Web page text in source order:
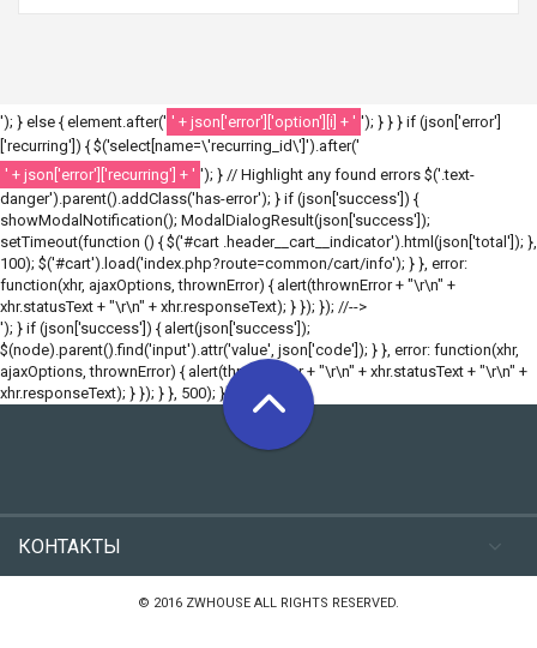
'); } else { element.after(' ' + json['error']['option'][i] + ' '); } } } if (json['error']
['recurring']) { $('select[name=\'recurring_id\']').after('
' + json['error']['recurring'] + ' '); } // Highlight any found errors $('.text-
danger').parent().addClass('has-error'); } if (json['success']) {
showModalNotification(); ModalDialogResult(json['success']);
setTimeout(function () { $('#cart .header__cart__indicator').html(json['total']); },
100); $('#cart').load('index.php?route=common/cart/info'); } }, error:
function(xhr, ajaxOptions, thrownError) { alert(thrownError + "\r\n" +
xhr.statusText + "\r\n" + xhr.responseText); } }); }); //-->
'); } if (json['success']) { alert(json['success']);
$(node).parent().find('input').attr('value', json['code']); } }, error: function(xhr,
ajaxOptions, thrownError) { alert(thrownError + "\r\n" + xhr.statusText + "\r\n" +
xhr.responseText); } }); } }, 500); }); //-->
КОНТАКТЫ
© 2016 ZWHOUSE ALL RIGHTS RESERVED.